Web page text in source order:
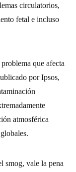
circulatorios,
fetal e incluso
que afecta
por Ipsos,
atmosférica
smog, vale la pena